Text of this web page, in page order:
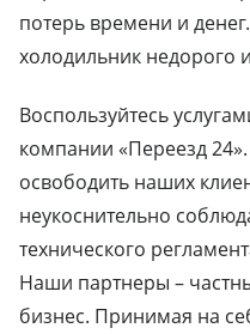
потерь времени и
холодильник недорого
Воспользуйтесь
компании «Переезд
освободить наших
неукоснительно
технического
Наши партнеры –
бизнес. Принимая на